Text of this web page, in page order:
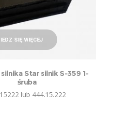
SIĘ WIĘCEJ
Star silnik S-359 1-
śruba
lub 444.15.222